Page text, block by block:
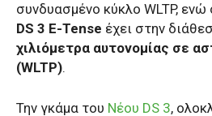
συνδυασμένο κύκλο WLTP,
DS 3 E-Tense έχει στην
χιλιόμετρα αυτονομίας σε
(WLTP).
Την γκάμα του Νέου DS 3,